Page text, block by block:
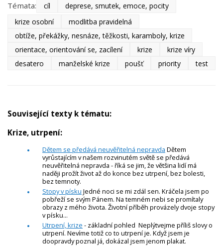
Témata: cíl
deprese, smutek, emoce, pocity
krize osobní
modlitba pravidelná
obtíže, překážky, nesnáze, těžkosti, karamboly, krize
orientace, orientování se, zacílení
krize
krize víry
desatero
manželské krize poušť priority test
Související texty k tématu:
Krize, utrpení:
Dětem se předává neuvěřitelná nepravda Dětem
vyrůstajícím v našem rozvinutém světě se předává
neuvěřitelná nepravda - říká se jim, že většina lidí má
naději prožít život až do konce bez utrpení, bez bolesti,
bez temnoty.
Stopy v písku Jedné noci se mi zdál sen. Kráčela jsem po
pobřeží se svým Pánem. Na temném nebi se promítaly
obrazy z mého života. Životní příběh provázely dvoje stopy
v písku...
Utrpení, krize - základní pohled Neplýtvejme příliš slovy o
utrpení. Nevíme totiž co to utrpení je. Když jsem je
doopravdy poznal já, dokázal jsem jenom plakat.